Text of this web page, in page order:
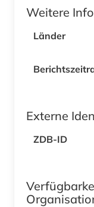
Weitere
Länder
Externe
ZDB-ID